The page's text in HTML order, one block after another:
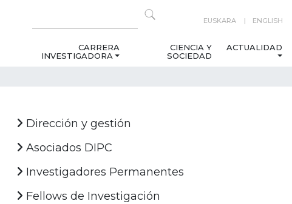
EUSKARA ENGLISH
CARRERA
INVESTIGADORA
CIENCIA Y
SOCIEDAD
ACTUALIDAD
Dirección y gestión
Asociados DIPC
Investigadores Permanentes
Fellows de Investigación